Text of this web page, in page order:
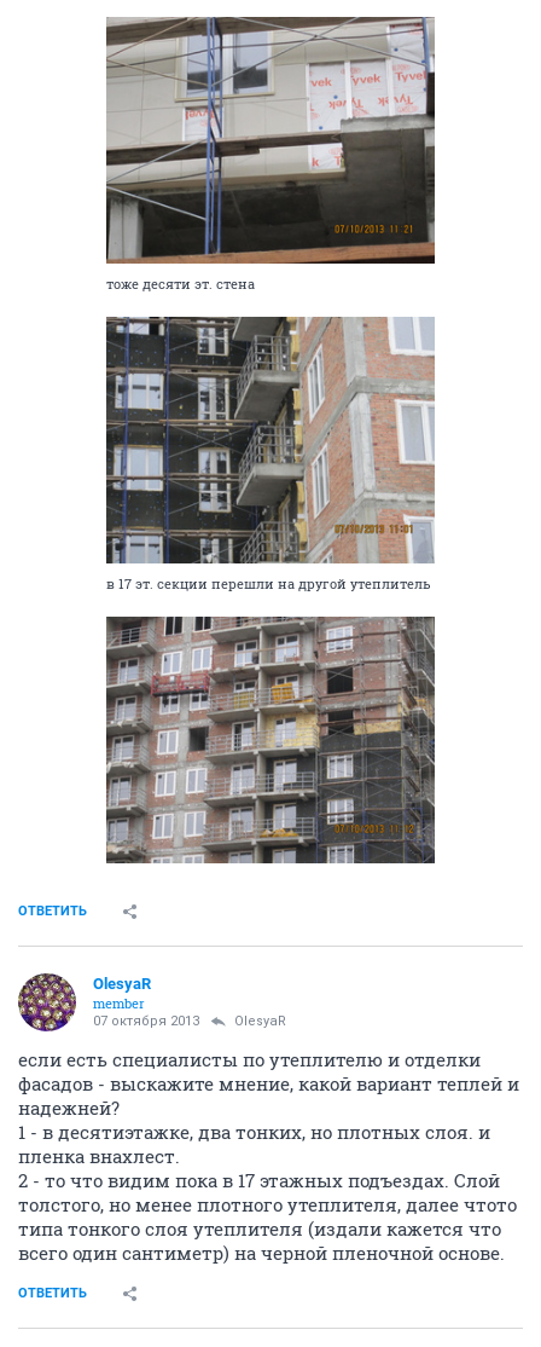
тоже десяти эт. стена
в 17 эт. секции перешли на другой утеплитель
ОТВЕТИТЬ
OlesyaR
member
07 октября 2013 OlesyaR
если есть специалисты по утеплителю и отделки
фасадов - выскажите мнение, какой вариант теплей и
надежней?
1 - в десятиэтажке, два тонких, но плотных слоя. и
пленка внахлест.
2 - то что видим пока в 17 этажных подъездах. Слой
толстого, но менее плотного утеплителя, далее чтото
типа тонкого слоя утеплителя (издали кажется что
всего один сантиметр) на черной пленочной основе.
ОТВЕТИТЬ